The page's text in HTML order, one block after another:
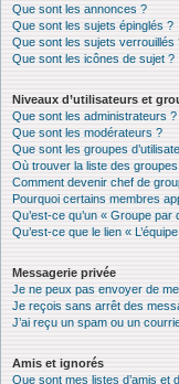
Que sont les annonces ?
Que sont les sujets épinglés ?
Que sont les sujets verrouillés
Que sont les icônes de sujet ?
Niveaux d’utilisateurs et
Que sont les administrateurs ?
Que sont les modérateurs ?
Que sont les groupes
Où trouver la liste des
Comment devenir chef de
Pourquoi certains membres
Qu’est-ce qu’un « Groupe par
Qu’est-ce que le lien «
Messagerie privée
Je ne peux pas envoyer de
Je reçois sans arrêt des
J’ai reçu un spam ou un
Amis et ignorés
Que sont mes listes d’amis et